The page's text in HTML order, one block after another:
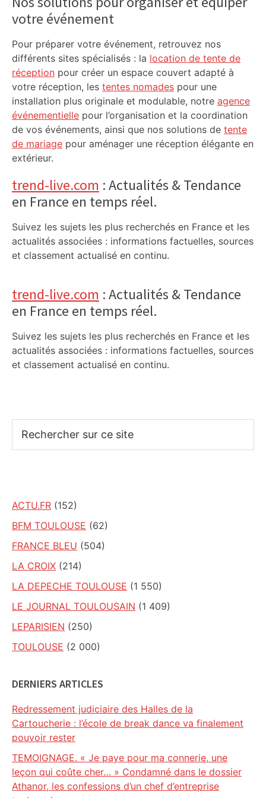
votre événement
Pour préparer votre événement, retrouvez nos
différents sites spécialisés : la location de tente de
réception pour créer un espace couvert adapté à
votre réception, les tentes nomades pour une
installation plus originale et modulable, notre agence
événementielle pour l’organisation et la coordination
de vos événements, ainsi que nos solutions de tente
de mariage pour aménager une réception élégante en
extérieur.
trend-live.com : Actualités & Tendance
en France en temps réel.
Suivez les sujets les plus recherchés en France et les
actualités associées : informations factuelles, sources
et classement actualisé en continu.
trend-live.com : Actualités & Tendance
en France en temps réel.
Suivez les sujets les plus recherchés en France et les
actualités associées : informations factuelles, sources
et classement actualisé en continu.
sur
ACTU.FR (152)
BFM TOULOUSE (62)
FRANCE BLEU (504)
LA CROIX (214)
LA DEPECHE TOULOUSE (1 550)
LE JOURNAL TOULOUSAIN (1 409)
LEPARISIEN (250)
TOULOUSE (2 000)
DERNIERS ARTICLES
Redressement judiciaire des Halles de la
Cartoucherie : l’école de break dance va finalement
pouvoir rester
TEMOIGNAGE. « Je paye pour ma connerie, une
leçon qui coûte cher… » Condamné dans le dossier
Athanor, les confessions d’un chef d’entreprise